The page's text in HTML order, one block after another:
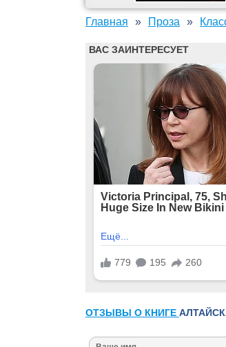
Главная Проза
ОТЗЫВЫ О КНИГЕ